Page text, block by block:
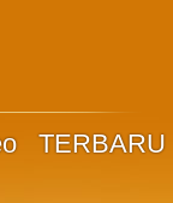
TERBARU